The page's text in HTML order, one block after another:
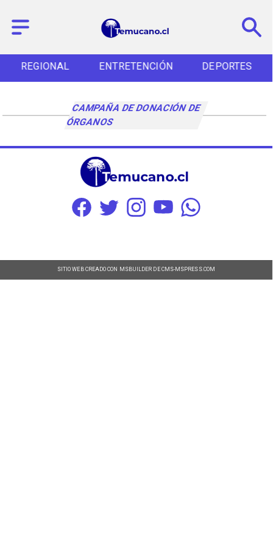
REGIONAL ENTRETENCIÓN DEPORTES
CAMPAÑA DE DONACIÓN DE
ÓRGANOS
SITIO WEB CREADO CON MSBUILDER DE CMS-MSPRESS.COM